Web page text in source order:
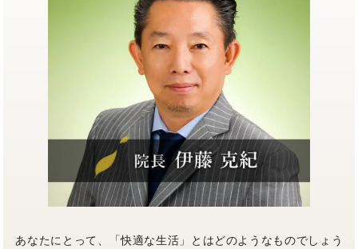
あなたにとって、「快適な生活」とはどのようなものでしょう